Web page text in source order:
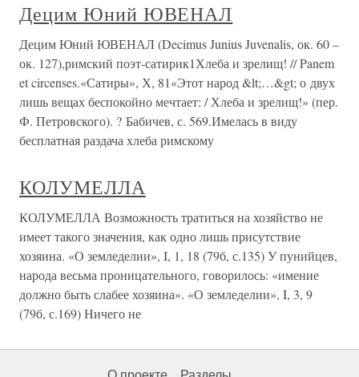
Децим Юний ЮВЕНАЛ
Децим Юний ЮВЕНАЛ (Decimus Junius Juvenalis, ок. 60 –
ок. 127),римский поэт-сатирик1Хлеба и зрелищ! // Panem
et circenses.«Сатиры», Х, 81«Этот народ &lt;…&gt; о двух
лишь вещах беспокойно мечтает: / Хлеба и зрелищ!» (пер.
Ф. Петровского). ? Бабичев, с. 569.Имелась в виду
бесплатная раздача хлеба римскому
КОЛУМЕЛЛА
КОЛУМЕЛЛА Возможность тратиться на хозяйство не
имеет такого значения, как одно лишь присутствие
хозяина. «О земледелии», I, 1, 18 (79б, с.135) У пунийцев,
народа весьма проницательного, говорилось: «имение
должно быть слабее хозяина». «О земледелии», I, 3, 9
(79б, с.169) Ничего не